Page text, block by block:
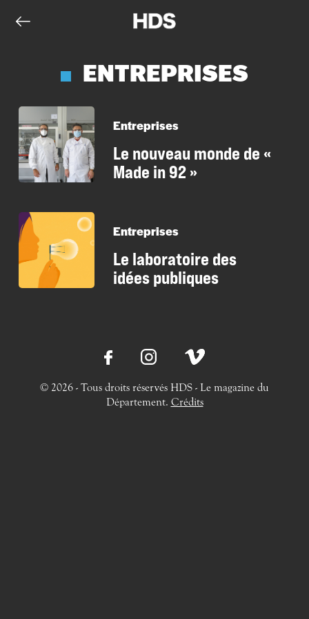
ENTREPRISES
Entreprises
Le nouveau monde de «
Made in 92 »
Entreprises
Le laboratoire des
idées publiques
© 2026 - Tous droits réservés HDS - Le magazine du
Département. Crédits